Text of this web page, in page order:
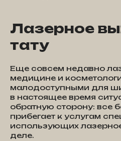
Лазерное
тату
Еще совсем недавно
медицине и
малодоступными для
в настоящее время
обратную сторону: все
прибегает к услугам
использующих
деле.